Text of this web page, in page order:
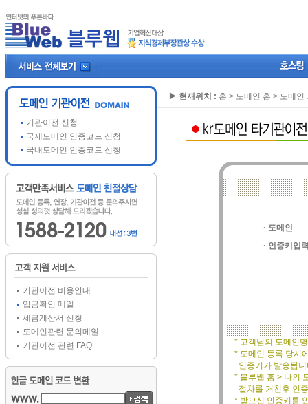
기관이전 신청
국제도메인 인증코드 신청
국내도메인 인증코드 신청
기관이전 비용안내
입금확인 메일
세금계산서 신청
도메인관련 문의메일
기관이전 관련 FAQ
▶ 현재위치 : 홈 > 도메인 홈 > 도메인
· 도메인
· 인증키입
* 고객님의 도메인
* 도메인 등록 당시
인증키가 발송됩
* 블루웹 홈 > 나의
절차를 거친후 인
* 받으신 인증키를